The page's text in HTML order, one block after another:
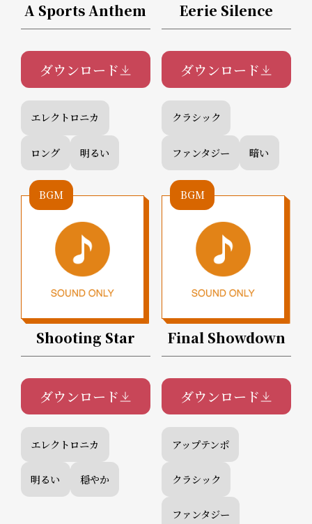
A Sports Anthem
ダウンロード
エレクトロニカ
ロング 明るい
Eerie Silence
ダウンロード
クラシック
ファンタジー 暗い
BGM
Shooting Star
ダウンロード
エレクトロニカ
明るい 穏やか
BGM
Final Showdown
ダウンロード
アップテンポ
クラシック
ファンタジー